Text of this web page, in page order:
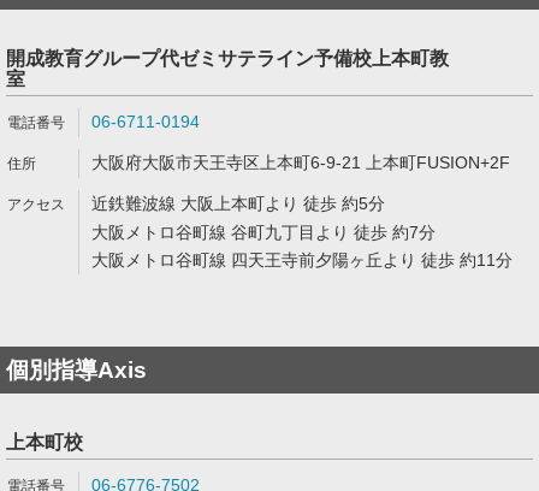
開成教育グループ代ゼミサテライン予備校上本町教
室
06-6711-0194
大阪府大阪市天王寺区上本町6-9-21 上本町FUSION+2F
近鉄難波線 大阪上本町より 徒歩 約5分
大阪メトロ谷町線 谷町九丁目より 徒歩 約7分
大阪メトロ谷町線 四天王寺前夕陽ヶ丘より 徒歩 約11分
個別指導Axis
上本町校
06-6776-7502